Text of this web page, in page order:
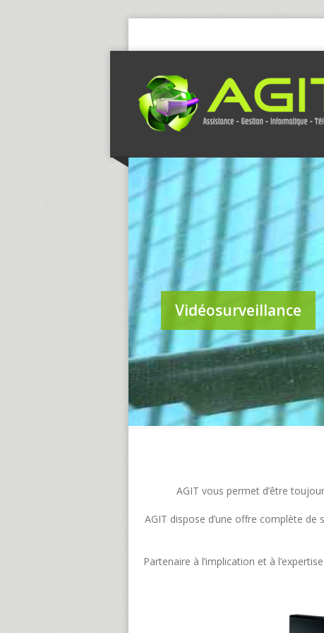
Vidéosurveillance
AGIT vous permet d’être
AGIT dispose d’une offre complète de
Partenaire à l’implication et à